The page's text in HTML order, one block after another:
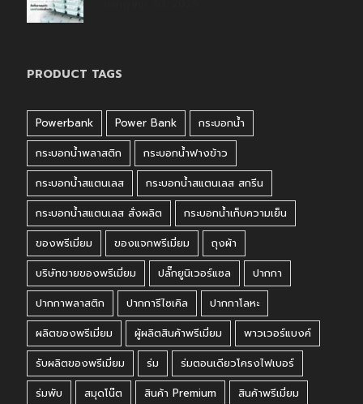
PRODUCT TAGS
Powerbank Power Bank
กระบอกน้ำ
กระบอกน้ำพลาสติก
กระบอกน้ำฟางข้าว
กระบอกน้ำสแตนเลส
กระบอกน้ำสแตนเลส สกรีน
กระบอกน้ำสแตนเลส สั่งผลิต
กระบอกน้ำเก็บความเย็น
ของพรีเมี่ยม
ของแจกพรีเมี่ยม
ถุงผ้า
บริษัทขายของพรีเมี่ยม
ปลั๊กยูนิเวอร์แซล
ปากกา
ปากกาพลาสติก
ปากการีไซเคิล
ปากกาโลหะ
ผลิตของพรีเมี่ยม
ผู้ผลิตสินค้าพรีเมี่ยม
พาวเวอร์แบงค์
รับผลิตของพรีเมี่ยม
ร่ม
ร่มตอนเดียวโครงไฟเบอร์
ร่มพับ
สมุดโน๊ต สินค้า Premium
สินค้าพรีเมี่ยม